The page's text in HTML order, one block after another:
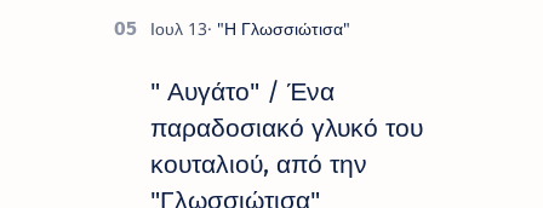
" Αυγάτο" / Ένα
παραδοσιακό γλυκό του
κουταλιού, από την
"Γλωσσιώτισα"